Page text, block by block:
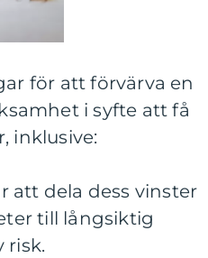
för att förvärva en
i syfte att få
inklusive:
att dela dess vinster
till långsiktig
risk.